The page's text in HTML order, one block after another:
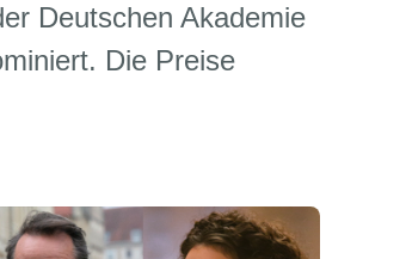
Deutschen Akademie
Die Preise